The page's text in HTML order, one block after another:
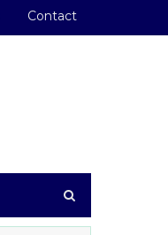
Contact